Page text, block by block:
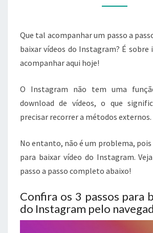
DO
Que tal acompanhar um passo a
baixar vídeos do Instagram? É sobre
acompanhar aqui hoje!
O Instagram não tem uma
download de vídeos, o que
precisar recorrer a métodos externos.
No entanto, não é um problema,
para baixar vídeo do Instagram.
passo a passo completo abaixo!
Confira os 3 passos para
do Instagram pelo